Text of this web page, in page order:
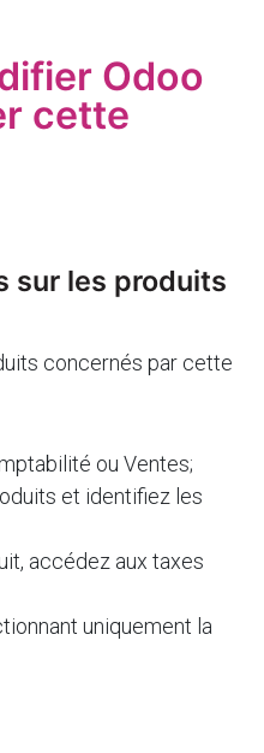
Odoo
cette
sur les produits
concernés par cette
ou Ventes;
et identifiez les
accédez aux taxes
uniquement la